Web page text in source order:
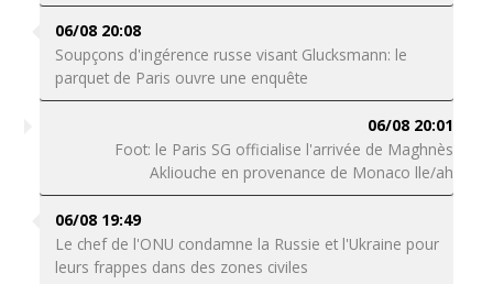
06/08 20:08
Soupçons d'ingérence russe visant Glucksmann: le
parquet de Paris ouvre une enquête
06/08 20:01
Foot: le Paris SG officialise l'arrivée de Maghnès
Akliouche en provenance de Monaco lle/ah
06/08 19:49
Le chef de l'ONU condamne la Russie et l'Ukraine pour
leurs frappes dans des zones civiles